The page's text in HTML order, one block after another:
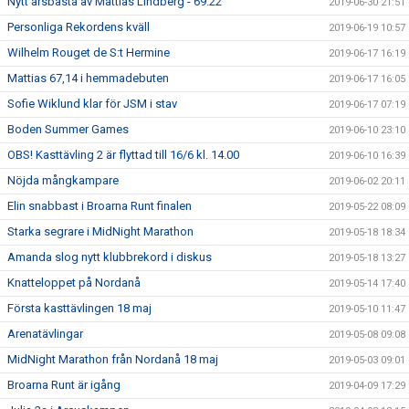
2019-06-30 21:51
Personliga Rekordens kväll 2019-06-19 10:57
Wilhelm Rouget de S:t Hermine 2019-06-17 16:19
Mattias 67,14 i hemmadebuten 2019-06-17 16:05
Sofie Wiklund klar för JSM i stav 2019-06-17 07:19
Boden Summer Games 2019-06-10 23:10
OBS! Kasttävling 2 är flyttad till 16/6 kl. 14.00 2019-06-10 16:39
Nöjda mångkampare 2019-06-02 20:11
Elin snabbast i Broarna Runt finalen 2019-05-22 08:09
Starka segrare i MidNight Marathon 2019-05-18 18:34
Amanda slog nytt klubbrekord i diskus 2019-05-18 13:27
Knatteloppet på Nordanå 2019-05-14 17:40
Första kasttävlingen 18 maj 2019-05-10 11:47
Arenatävlingar 2019-05-08 09:08
MidNight Marathon från Nordanå 18 maj 2019-05-03 09:01
Broarna Runt är igång 2019-04-09 17:29